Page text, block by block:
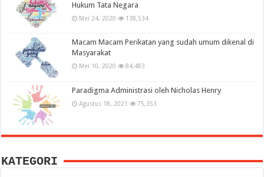
Hukum Tata Negara
Mei 24, 2020 138,534
Macam Macam Perikatan yang sudah umum dikenal di
Masyarakat
Mei 10, 2020 84,483
Paradigma Administrasi oleh Nicholas Henry
Agustus 18, 2021 75,353
KATEGORI